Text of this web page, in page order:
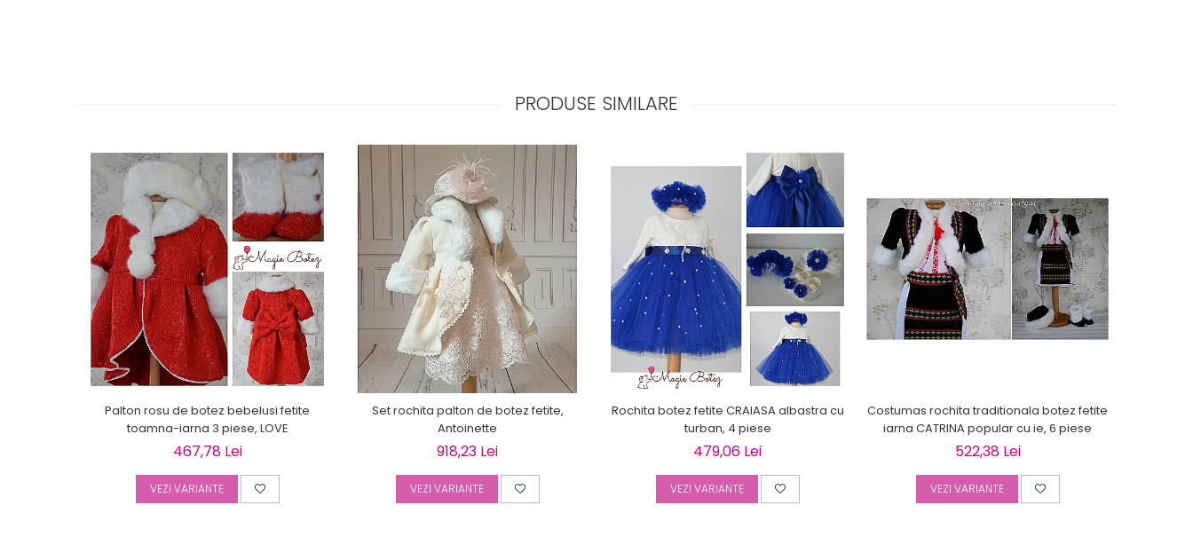
PRODUSE SIMILARE
Palton rosu de botez bebelusi fetite
toamna-iarna 3 piese, LOVE
467,78 Lei
VEZI VARIANTE
Set rochita palton de botez fetite,
Antoinette
918,23 Lei
VEZI VARIANTE
Rochita botez fetite CRAIASA albastra cu
turban, 4 piese
479,06 Lei
VEZI VARIANTE
Costumas rochita traditionala botez fetite
iarna CATRINA popular cu ie, 6 piese
522,38 Lei
VEZI VARIANTE